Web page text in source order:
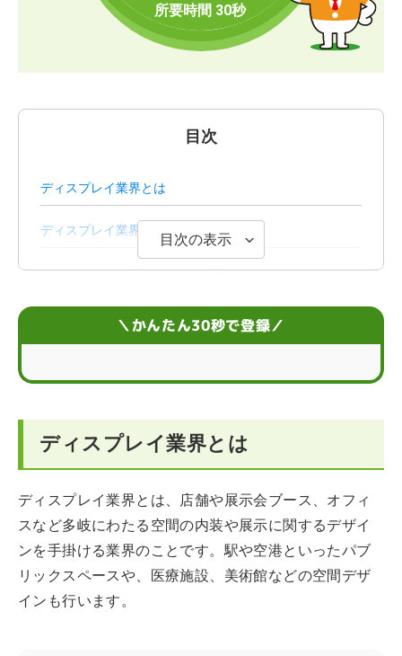
目次
ディスプレイ業界とは
ディスプレイ業界の主な業務
ディスプレイ業界の具体的な職種
ディスプレイ業界で役立つ資格・スキル
ディスプレイ業界の志望動機例
ディスプレイ業界への就職はエージェントに相談しよう
ディスプレイ業界に関するFAQ
目次の表示
＼かんたん30秒で登録／
ディスプレイ業界とは
ディスプレイ業界とは、店舗や展示会ブース、オフィ
スなど多岐にわたる空間の内装や展示に関するデザイ
ンを手掛ける業界のことです。駅や空港といったパブ
リックスペースや、医療施設、美術館などの空間デザ
インも行います。